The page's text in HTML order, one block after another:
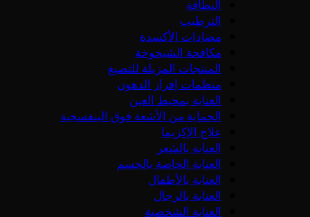
النظافة
الترطيب
مضادات الأكسدة
مكافحة الشيخوخة
المنتجات المزيلة للتصبغ
منظمات إفراز الدهون
العناية بمحيط العين
الحماية من الأشعة فوق البنفسجية
علاج الإكزيما
العناية بالشعر
العناية الخاصة بالجسم
العناية بالأطفال
العناية بالرجال
العناية الشخصية